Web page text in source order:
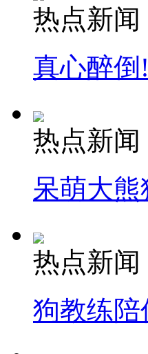
纽约上演“枕头大战”
司机酒驾遇交警 急速倒
热点新闻
真心醉
热点新闻
呆萌大
热点新闻
狗教练